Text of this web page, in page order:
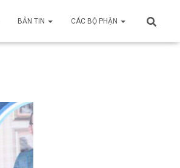
BẢN TIN CÁC BỘ PHẬN